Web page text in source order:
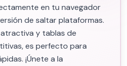
en tu navegador
de saltar plataformas.
y tablas de
es perfecto para
¡Únete a la